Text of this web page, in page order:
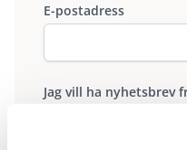
E-postadress
Jag vill ha nyhetsbrev